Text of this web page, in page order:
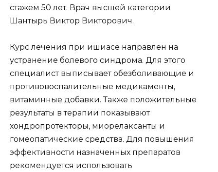
стажем 50 лет. Врач высшей категории
Шантырь Виктор Викторович.
Курс лечения при ишиасе направлен на
устранение болевого синдрома. Для этого
специалист выписывает обезболивающие и
противовоспалительные медикаменты,
витаминные добавки. Также положительные
результаты в терапии показывают
хондропротекторы, миорелаксанты и
гомеопатические средства. Для повышения
эффективности назначенных препаратов
рекомендуется использовать